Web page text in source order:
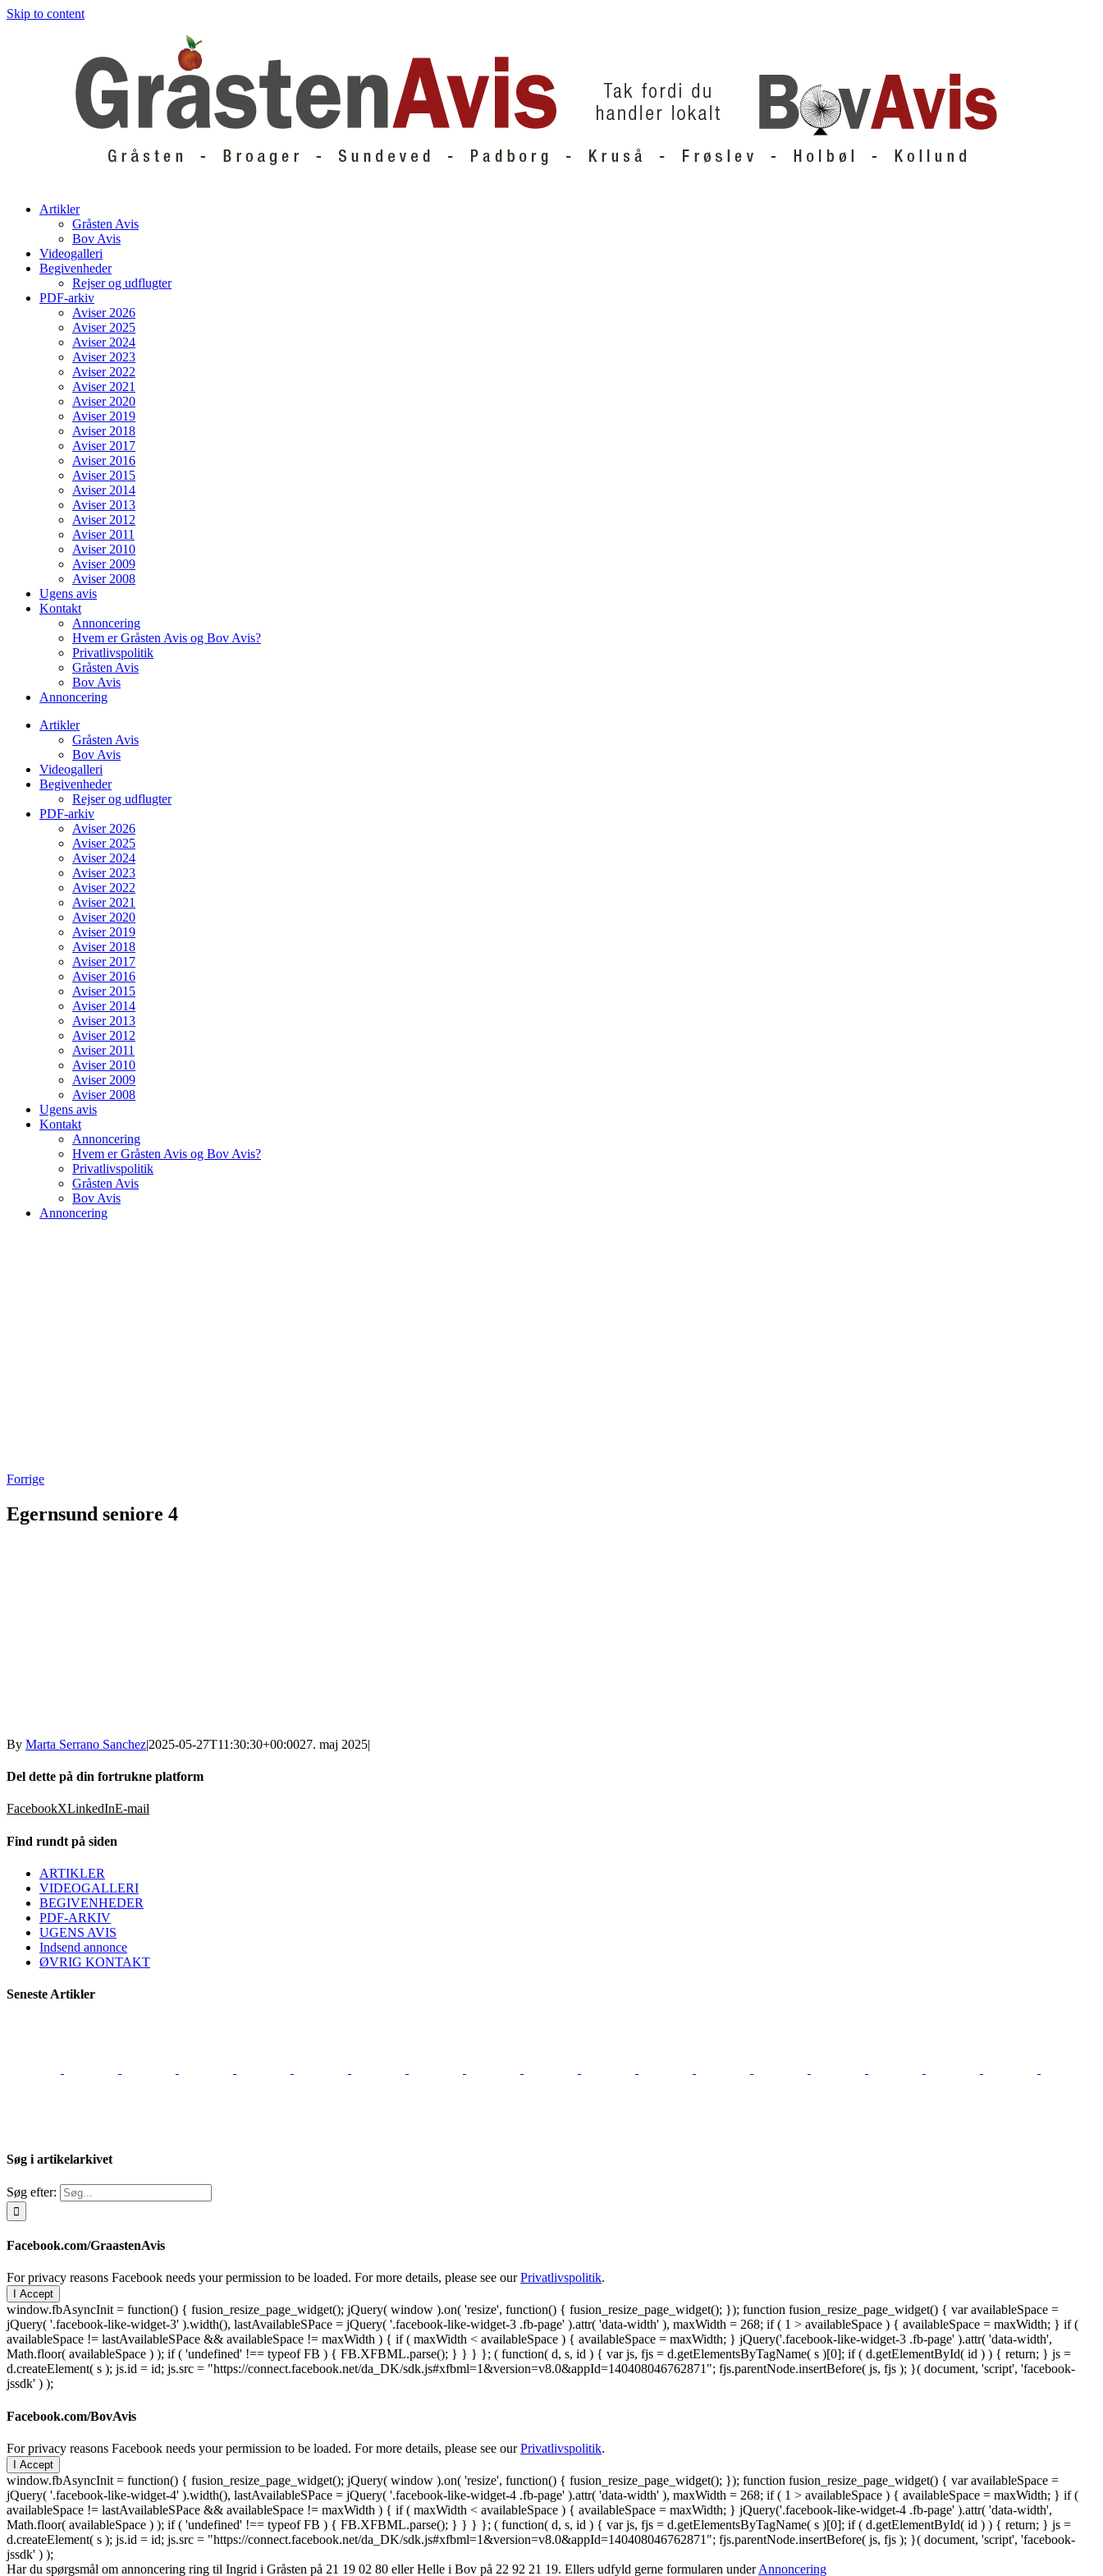
Skip to content
Artikler
Gråsten Avis
Bov Avis
Videogalleri
Begivenheder
Rejser og udflugter
PDF-arkiv
Aviser 2026
Aviser 2025
Aviser 2024
Aviser 2023
Aviser 2022
Aviser 2021
Aviser 2020
Aviser 2019
Aviser 2018
Aviser 2017
Aviser 2016
Aviser 2015
Aviser 2014
Aviser 2013
Aviser 2012
Aviser 2011
Aviser 2010
Aviser 2009
Aviser 2008
Ugens avis
Kontakt
Annoncering
Hvem er Gråsten Avis og Bov Avis?
Privatlivspolitik
Gråsten Avis
Bov Avis
Annoncering
Artikler
Gråsten Avis
Bov Avis
Videogalleri
Begivenheder
Rejser og udflugter
PDF-arkiv
Aviser 2026
Aviser 2025
Aviser 2024
Aviser 2023
Aviser 2022
Aviser 2021
Aviser 2020
Aviser 2019
Aviser 2018
Aviser 2017
Aviser 2016
Aviser 2015
Aviser 2014
Aviser 2013
Aviser 2012
Aviser 2011
Aviser 2010
Aviser 2009
Aviser 2008
Ugens avis
Kontakt
Annoncering
Hvem er Gråsten Avis og Bov Avis?
Privatlivspolitik
Gråsten Avis
Bov Avis
Annoncering
Forrige
Egernsund seniore 4
By Marta Serrano Sanchez|2025-05-27T11:30:30+00:0027. maj 2025|
Del dette på din fortrukne platform
FacebookXLinkedInE-mail
Find rundt på siden
ARTIKLER
VIDEOGALLERI
BEGIVENHEDER
PDF-ARKIV
UGENS AVIS
Indsend annonce
ØVRIG KONTAKT
Seneste Artikler
Søg i artikelarkivet
Søg efter:
Facebook.com/GraastenAvis
For privacy reasons Facebook needs your permission to be loaded. For more details, please see ourPrivatlivspolitik.
I Accept
window.fbAsyncInit = function() { fusion_resize_page_widget(); jQuery( window ).on( 'resize', function() { fusion_resize_page_widget(); }); function fusion_resize_page_widget() { var availableSpace =
jQuery( '.facebook-like-widget-3' ).width(), lastAvailableSPace = jQuery( '.facebook-like-widget-3 .fb-page' ).attr( 'data-width' ), maxWidth = 268; if ( 1 > availableSpace ) { availableSpace = maxWidth; } if (
availableSpace != lastAvailableSPace && availableSpace != maxWidth ) { if ( maxWidth < availableSpace ) { availableSpace = maxWidth; } jQuery('.facebook-like-widget-3 .fb-page' ).attr( 'data-width',
Math.floor( availableSpace ) ); if ( 'undefined' !== typeof FB ) { FB.XFBML.parse(); } } } }; ( function( d, s, id ) { var js, fjs = d.getElementsByTagName( s )[0]; if ( d.getElementById( id ) ) { return; } js =
d.createElement( s ); js.id = id; js.src = "https://connect.facebook.net/da_DK/sdk.js#xfbml=1&version=v8.0&appId=140408046762871"; fjs.parentNode.insertBefore( js, fjs ); }( document, 'script', 'facebook-
jssdk' ) );
Facebook.com/BovAvis
For privacy reasons Facebook needs your permission to be loaded. For more details, please see ourPrivatlivspolitik.
I Accept
window.fbAsyncInit = function() { fusion_resize_page_widget(); jQuery( window ).on( 'resize', function() { fusion_resize_page_widget(); }); function fusion_resize_page_widget() { var availableSpace =
jQuery( '.facebook-like-widget-4' ).width(), lastAvailableSPace = jQuery( '.facebook-like-widget-4 .fb-page' ).attr( 'data-width' ), maxWidth = 268; if ( 1 > availableSpace ) { availableSpace = maxWidth; } if (
availableSpace != lastAvailableSPace && availableSpace != maxWidth ) { if ( maxWidth < availableSpace ) { availableSpace = maxWidth; } jQuery('.facebook-like-widget-4 .fb-page' ).attr( 'data-width',
Math.floor( availableSpace ) ); if ( 'undefined' !== typeof FB ) { FB.XFBML.parse(); } } } }; ( function( d, s, id ) { var js, fjs = d.getElementsByTagName( s )[0]; if ( d.getElementById( id ) ) { return; } js =
d.createElement( s ); js.id = id; js.src = "https://connect.facebook.net/da_DK/sdk.js#xfbml=1&version=v8.0&appId=140408046762871"; fjs.parentNode.insertBefore( js, fjs ); }( document, 'script', 'facebook-
jssdk' ) );
Har du spørgsmål om annoncering ring til Ingrid i Gråsten på 21 19 02 80 ‬eller Helle i Bov på 22 92 21 19‬. Ellers udfyld gerne formularen underAnnoncering